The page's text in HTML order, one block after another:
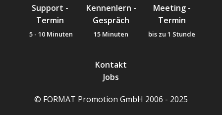
Support -
Termin
5 - 10 Minuten
Kennenlern -
Gespräch
15 Minuten
Meeting -
Termin
bis zu 1 Stunde
Kontakt
Jobs
© FORMAT Promotion GmbH 2006 - 2025